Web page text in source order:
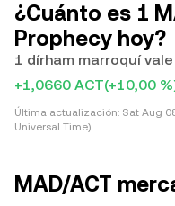
¿Cuánto es 1
Prophecy hoy?
1 dírham marroquí
+1,0660 ACT(+10,00
Última actualización: Sat Aug
Universal Time)
MAD/ACT